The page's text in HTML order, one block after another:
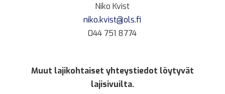
Niko Kvist
niko.kvist@ols.fi
044 751 8774
Muut lajikohtaiset yhteystiedot löytyvät
lajisivuilta.